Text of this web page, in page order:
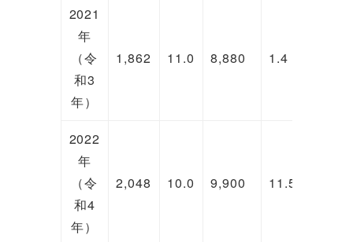
2021
年
（令
和3
年）
1,862 11.0 8,880 1.4
2022
年
（令
和4
年）
2,048 10.0 9,900 11.5